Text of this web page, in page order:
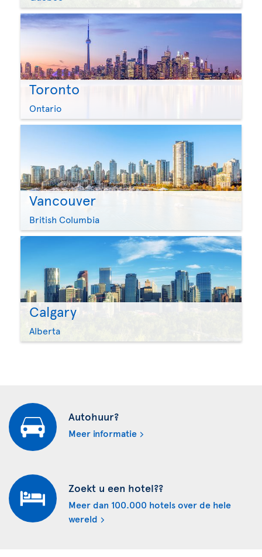
Toronto
Ontario
Vancouver
British Columbia
Calgary
Alberta
Autohuur?
Meer informatie
Zoekt u een hotel??
Meer dan 100.000 hotels over de hele
wereld